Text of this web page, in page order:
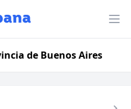
de Buenos Aires